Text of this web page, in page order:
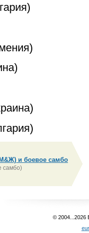
и боевое самбо
самбо)
© 2004...2026